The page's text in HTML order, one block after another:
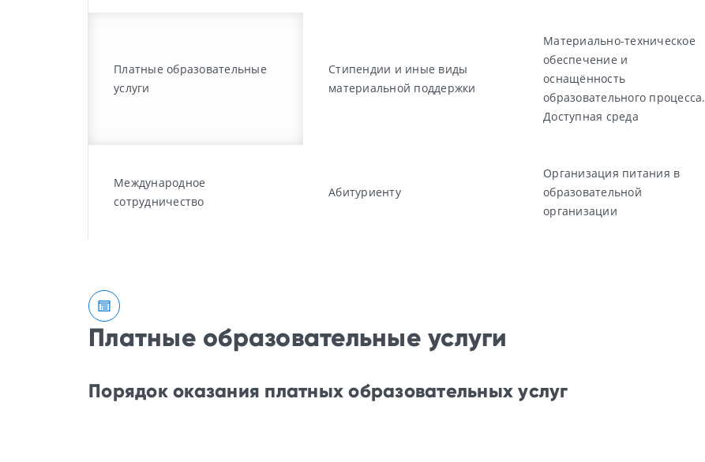
Платные образовательные
услуги
Стипендии и иные виды
материальной поддержки
Материально-техническое
обеспечение и
оснащённость
образовательного процесса.
Доступная среда
Международное
сотрудничество
Абитуриенту
Организация питания в
образовательной
организации
Платные образовательные услуги
Порядок оказания платных образовательных услуг